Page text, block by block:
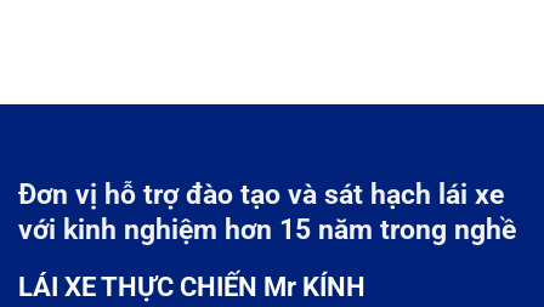
Đơn vị hỗ trợ đào tạo và sát hạch lái xe
với kinh nghiệm hơn 15 năm trong nghề
LÁI XE THỰC CHIẾN Mr KÍNH